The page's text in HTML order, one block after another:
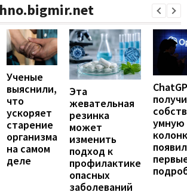
Ученые
выяснили,
что
ускоряет
старение
организма
на самом
деле
Эта
жевательная
резинка
может
изменить
подход к
профилактике
опасных
заболеваний
умную